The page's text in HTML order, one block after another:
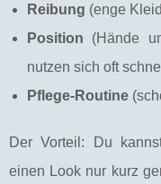
Reibung (enge
Position (Hände
nutzen sich oft
Pflege-Routine
Der Vorteil: Du
einen Look nur kurz